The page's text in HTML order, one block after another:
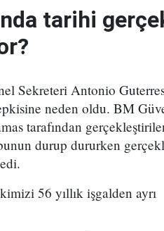
tarihi
Sekreteri Antonio
neden oldu. BM
tarafından
durup dururken
56 yıllık işgalden ayrı